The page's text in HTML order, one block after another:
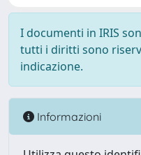
I documenti in IRIS
tutti i diritti sono
indicazione.
Informazioni